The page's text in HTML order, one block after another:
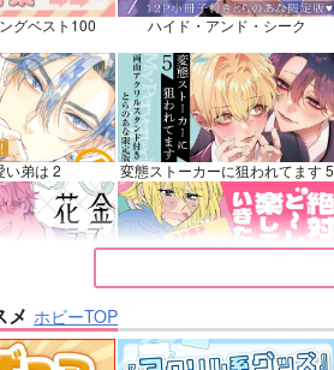
カート サンプル カート
グベスト100 ハイド・アンド・シーク
い弟は 2 変態ストーカーに狙われてます 5
メ ホビーTOP